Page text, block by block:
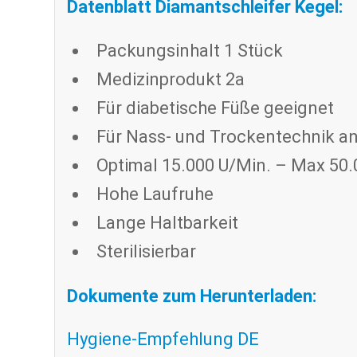
Datenblatt Diamantschleifer Kegel:
Packungsinhalt 1 Stück
Medizinprodukt 2a
Für diabetische Füße geeignet
Für Nass- und Trockentechnik
Optimal 15.000 U/Min. – Max
Hohe Laufruhe
Lange Haltbarkeit
Sterilisierbar
Dokumente zum Herunterladen:
Hygiene-Empfehlung DE